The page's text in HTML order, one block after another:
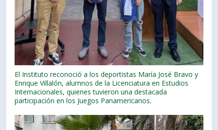
El Instituto reconoció a los deportistas María José Bravo y
Enrique Villalón, alumnos de la Licenciatura en Estudios
Internacionales, quienes tuvieron una destacada
participación en los Juegos Panamericanos.